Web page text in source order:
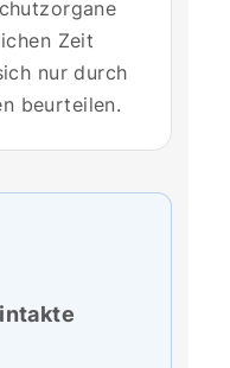
Zeit
nur durch
beurteilen.